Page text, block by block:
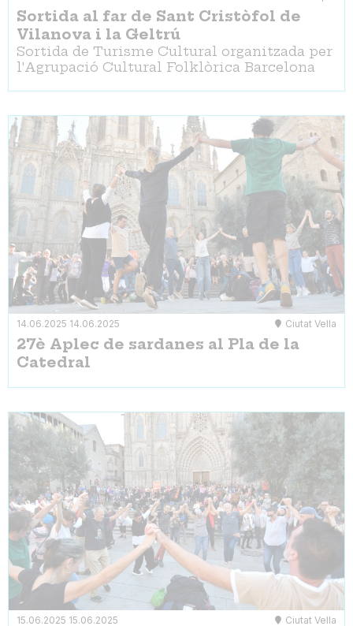
Sortida al far de Sant Cristòfol de
Vilanova i la Geltrú
Sortida de Turisme Cultural organitzada per
l'Agrupació Cultural Folklòrica Barcelona
14.06.2025 14.06.2025 Ciutat Vella
27è Aplec de sardanes al Pla de la
Catedral
15.06.2025 15.06.2025 Ciutat Vella